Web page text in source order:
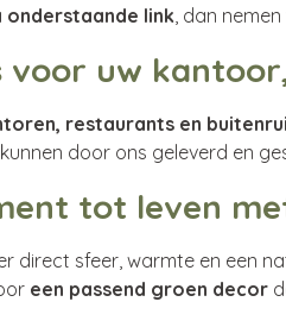
link, dan
voor uw
restaurants en
door ons geleverd en
tot leven
direct sfeer, warmte en een
een passend groen decor